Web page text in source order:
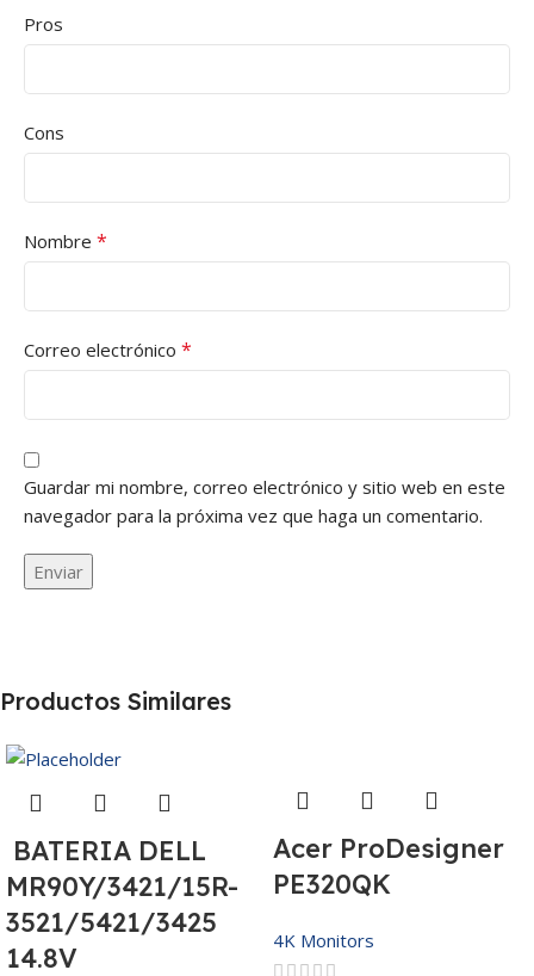
Pros
Cons
Nombre *
Correo electrónico *
Guardar mi nombre, correo electrónico y sitio web en este
navegador para la próxima vez que haga un comentario.
Productos Similares
BATERIA DELL
MR90Y/3421/15R-
3521/5421/3425
14.8V
Acer ProDesigner
PE320QK
4K Monitors